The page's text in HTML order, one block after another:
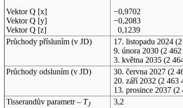
Vektor Q [x]
Vektor Q [y]
Vektor Q [z]
−0,9702
−0,2083
0,1239
Průchody přísluním (v JD) 17. listopadu 2024(2
9. února 2030(2 462
3. května 2035(2
Průchody odsluním (v JD) 30. června 2027(2
20. září 2032 (2 463
13. prosince 2037(2
Tisserandův parametr – TJ 3,2